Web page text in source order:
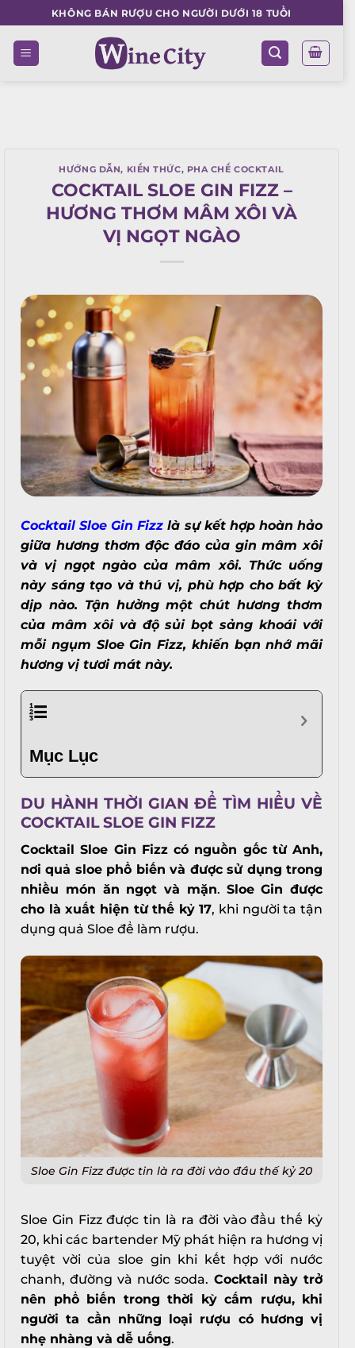
to
content
KHÔNG BÁN RƯỢU CHO NGƯỜI DƯỚI 18 TUỔI
HƯỚNG DẪN, KIẾN THỨC, PHA CHẾ COCKTAIL
COCKTAIL SLOE GIN FIZZ –
HƯƠNG THƠM MÂM XÔI VÀ
VỊ NGỌT NGÀO
Cocktail Sloe Gin Fizz là sự kết hợp hoàn hảo
giữa hương thơm độc đáo của gin mâm xôi
và vị ngọt ngào của mâm xôi. Thức uống
này sáng tạo và thú vị, phù hợp cho bất kỳ
dịp nào. Tận hưởng một chút hương thơm
của mâm xôi và độ sủi bọt sảng khoái với
mỗi ngụm Sloe Gin Fizz, khiến bạn nhớ mãi
hương vị tươi mát này.
Mục Lục
DU HÀNH THỜI GIAN ĐỂ TÌM HIỂU VỀ
COCKTAIL SLOE GIN FIZZ
Cocktail Sloe Gin Fizz có nguồn gốc từ Anh,
nơi quả sloe phổ biến và được sử dụng trong
nhiều món ăn ngọt và mặn. Sloe Gin được
cho là xuất hiện từ thế kỷ 17, khi người ta tận
dụng quả Sloe để làm rượu.
Sloe Gin Fizz được tin là ra đời vào đầu thế kỷ 20
Sloe Gin Fizz được tin là ra đời vào đầu thế kỷ
20, khi các bartender Mỹ phát hiện ra hương vị
tuyệt vời của sloe gin khi kết hợp với nước
chanh, đường và nước soda. Cocktail này trở
nên phổ biến trong thời kỳ cấm rượu, khi
người ta cần những loại rượu có hương vị
nhẹ nhàng và dễ uống.